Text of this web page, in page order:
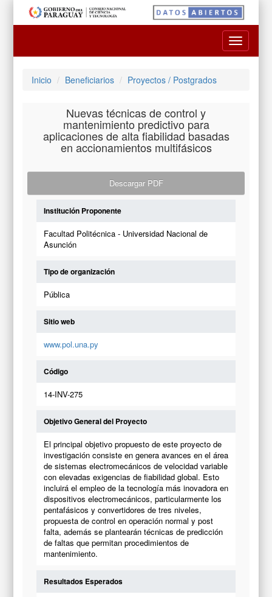
Toggle
Inicio Beneficiarios Proyectos / Postgrados
Nuevas técnicas de control y
mantenimiento predictivo para
aplicaciones de alta fiabilidad basadas
en accionamientos multifásicos
Descargar PDF
Institución Proponente
Facultad Politécnica - Universidad Nacional de
Asunción
Tipo de organización
Pública
Sitio web
www.pol.una.py
Código
14-INV-275
Objetivo General del Proyecto
El principal objetivo propuesto de este proyecto de
investigación consiste en genera avances en el área
de sistemas electromecánicos de velocidad variable
con elevadas exigencias de fiabilidad global. Esto
incluirá el empleo de la tecnología más inovadora en
dispositivos electromecánicos, particularmente los
pentafásicos y convertidores de tres niveles,
propuesta de control en operación normal y post
falta, además se plantearán técnicas de predicción
de faltas que permitan procedimientos de
mantenimiento.
Resultados Esperados